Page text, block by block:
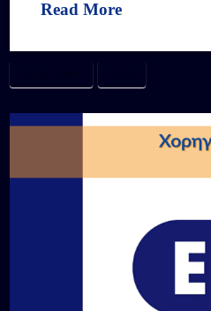
Read More